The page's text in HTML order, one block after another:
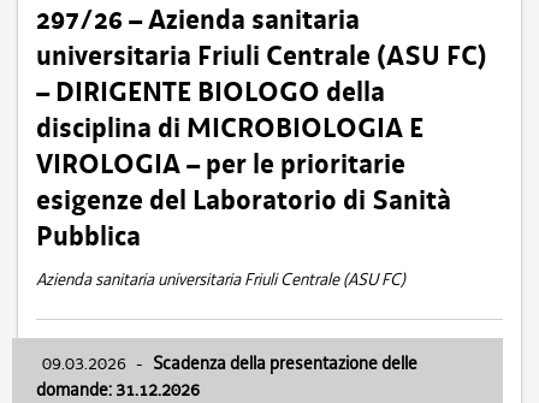
297/26 – Azienda sanitaria
universitaria Friuli Centrale (ASU FC)
– DIRIGENTE BIOLOGO della
disciplina di MICROBIOLOGIA E
VIROLOGIA – per le prioritarie
esigenze del Laboratorio di Sanità
Pubblica
Azienda sanitaria universitaria Friuli Centrale (ASU FC)
09.03.2026 - Scadenza della presentazione delle
domande: 31.12.2026